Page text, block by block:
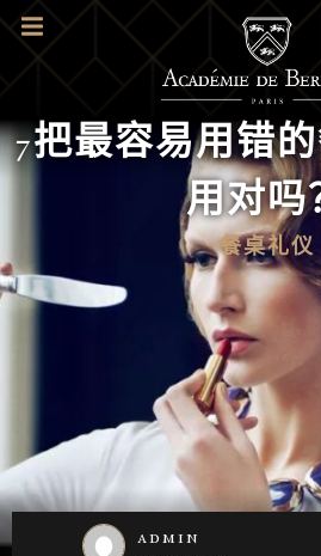
7把最容易用错
用对吗
餐桌礼仪
admin